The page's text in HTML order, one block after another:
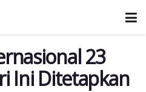
23
Ini Ditetapkan